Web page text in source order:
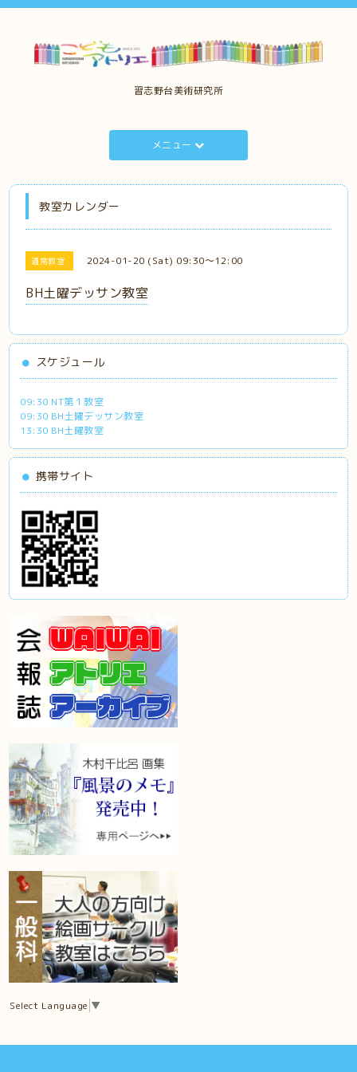
習志野台美術研究所
メニュー
教室カレンダー
通常教室 2024-01-20 (Sat) 09:30～12:00
BH土曜デッサン教室
スケジュール
09:30 NT第１教室
09:30 BH土曜デッサン教室
13:30 BH土曜教室
携帯サイト
Select Language ▼